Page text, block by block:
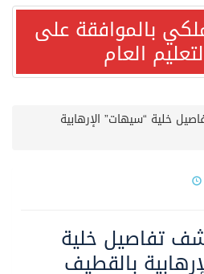
قيادة القوات المشتركة للتحالف: نفذنا عملية رد عسكري متناسبة لأهداف عسكرية مشروعة تابعة للمليشيا الحوثية الإرهابية في محافظة الحديدة
بالموافقة على
العام
خلية “سيهات” الإرهابية
تفاصيل خلية
بالقطيف